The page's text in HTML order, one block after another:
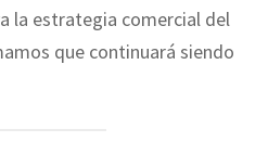
la estrategia comercial del
que continuará siendo